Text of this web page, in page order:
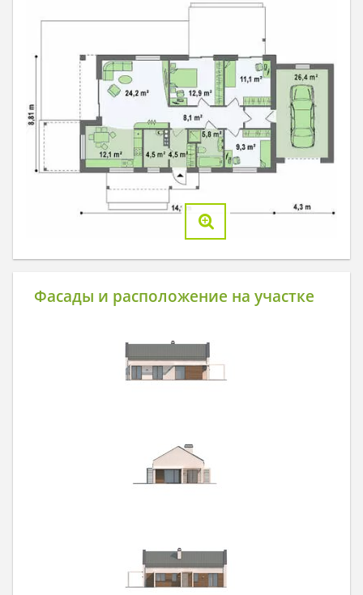
Фасады и расположение на участке